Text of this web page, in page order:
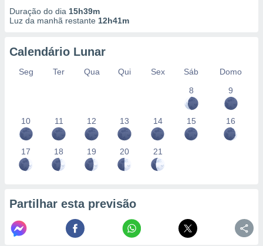
Duração do dia 15h39m
Luz da manhã restante 12h41m
Calendário Lunar
Seg Ter Qua Qui Sex Sáb
Domo
8
9
10 11 12 13 14 15 16
17 18 19 20 21
Partilhar esta previsão